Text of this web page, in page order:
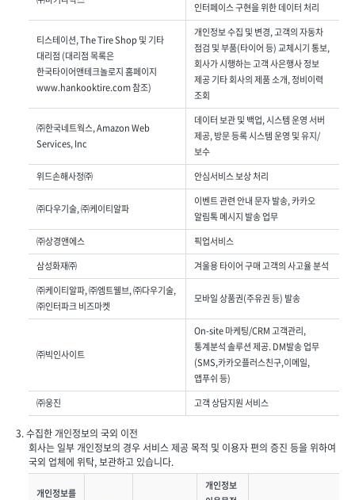
인터페이스 구현을 위한 데이터 처리
티스테이션, The Tire Shop 및 기타
대리점 (대리점 목록은
한국타이어앤테크놀로지 홈페이지
www.hankooktire.com 참조)
개인정보 수집 및 변경, 고객의 자동차
점검 및 부품(타이어 등) 교체시기 통보,
회사가 시행하는 고객 사은행사 정보
제공 기타 회사의 제품 소개, 정비이력
조회
㈜한국네트웍스, Amazon Web
Services, Inc
데이터 보관 및 백업, 시스템 운영 서버
제공, 방문 등록 시스템 운영 및 유지/
보수
위드손해사정㈜
안심서비스 보상 처리
㈜다우기술, ㈜케이티알파
이벤트 관련 안내 문자 발송, 카카오
알림톡 메시지 발송 업무
㈜상경앤에스
픽업서비스
삼성화재㈜
겨울용 타이어 구매 고객의 사고율 분석
㈜케이티알파, ㈜엠트웰브, ㈜다우기술,
㈜인터파크 비즈마켓
모바일 상품권(주유권 등) 발송
㈜빅인사이트
On-site 마케팅/CRM 고객관리,
통계분석 솔루션 제공. DM발송 업무
(SMS,카카오플러스친구,이메일,
앱푸쉬 등)
㈜웅진
고객 상담지원 서비스
3. 수집한 개인정보의 국외 이전
회사는 일부 개인정보의 경우 서비스 제공 목적 및 이용자 편의 증진 등을 위하여
국외 업체에 위탁, 보관하고 있습니다.
개인정보를
개인정보